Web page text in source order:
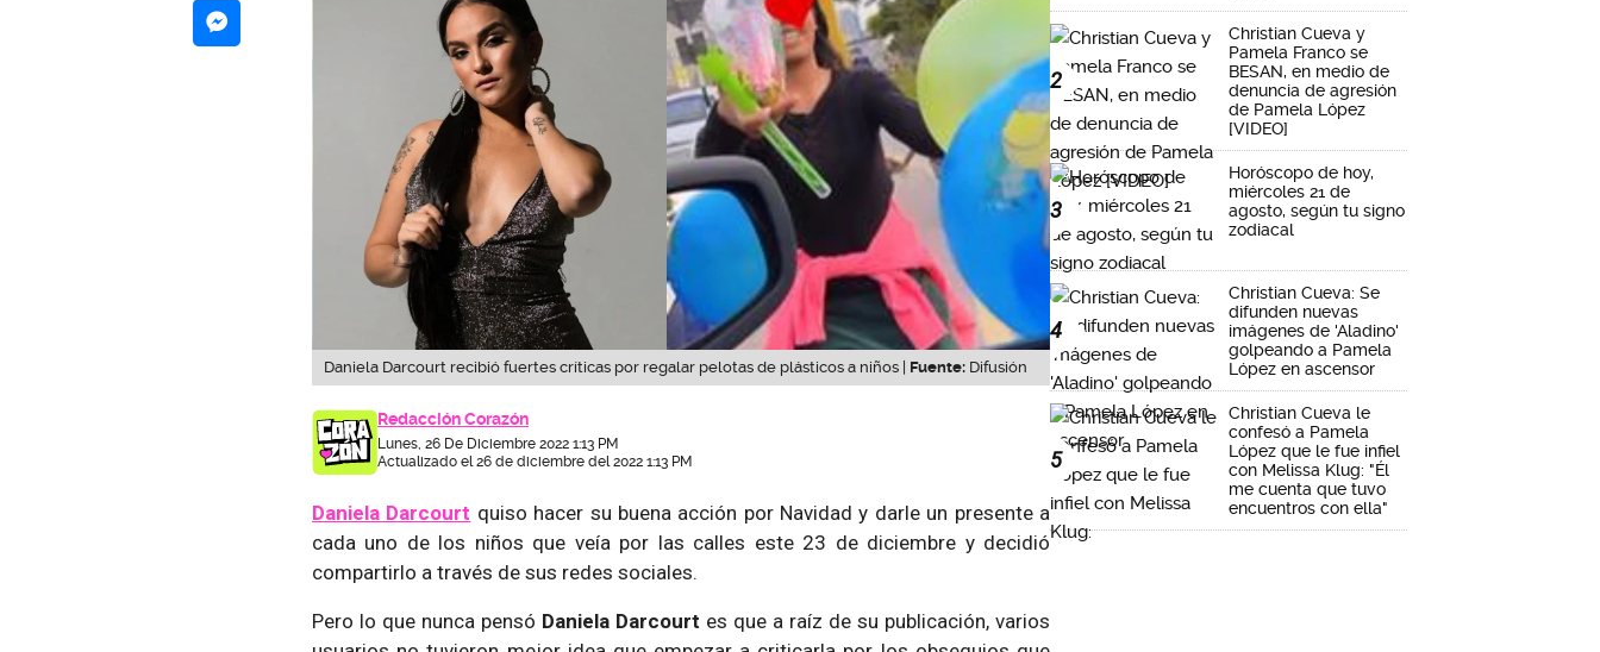
Daniela Darcourt recibió fuertes críticas por regalar pelotas de plásticos a niños | Fuente: Difusión
Redacción Corazón
Lunes, 26 De Diciembre 2022 1:13 PM
Actualizado el 26 de diciembre del 2022 1:13 PM
Daniela Darcourt quiso hacer su buena acción por Navidad y darle un presente a
cada uno de los niños que veía por las calles este 23 de diciembre y decidió
compartirlo a través de sus redes sociales.
Pero lo que nunca pensó Daniela Darcourt es que a raíz de su publicación, varios
2
Christian Cueva y
Pamela Franco se
BESAN, en medio de
denuncia de agresión
de Pamela López
[VIDEO]
3
Horóscopo de hoy,
miércoles 21 de
agosto, según tu signo
zodiacal
4
Christian Cueva: Se
difunden nuevas
imágenes de 'Aladino'
golpeando a Pamela
López en ascensor
5
Christian Cueva le
confesó a Pamela
López que le fue infiel
con Melissa Klug: "Él
me cuenta que tuvo
encuentros con ella"